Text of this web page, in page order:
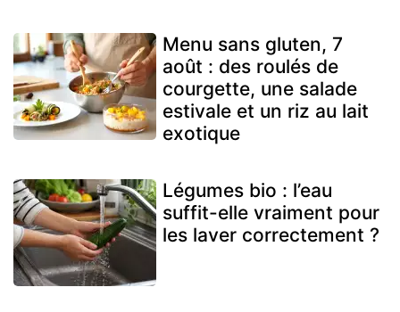
Menu sans gluten, 7
août : des roulés de
courgette, une salade
estivale et un riz au lait
exotique
Légumes bio : l’eau
suffit-elle vraiment pour
les laver correctement ?